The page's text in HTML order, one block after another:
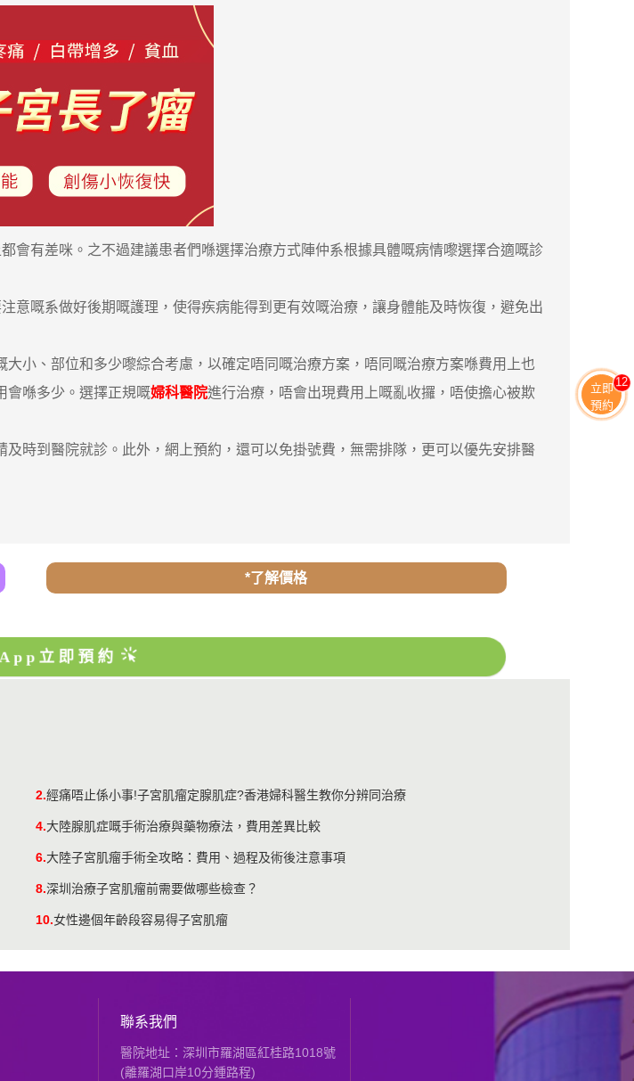
有差咪。之不過建議患者們喺選擇治療方式陣仲系根據具體嘅病情嚟選擇合適嘅診
嘅系做好後期嘅護理，使得疾病能得到更有效嘅治療，讓身體能及時恢復，避免出
、部位和多少嚟綜合考慮，以確定唔同嘅治療方案，唔同嘅治療方案喺費用上也
會喺多少。選擇正規嘅婦科醫院進行治療，唔會出現費用上嘅亂收攞，唔使擔心被欺
到醫院就診。此外，網上預約，還可以免掛號費，無需排隊，更可以優先安排醫
*了解價格
立即預約
2.經痛唔止係小事!子宮肌瘤定腺肌症?香港婦科醫生教你分辨同治療
4.大陸腺肌症嘅手術治療與藥物療法，費用差異比較
6.大陸子宮肌瘤手術全攻略：費用、過程及術後注意事項
8.深圳治療子宮肌瘤前需要做哪些檢查？
10.女性邊個年齡段容易得子宮肌瘤
聯系我們
醫院地址：深圳市羅湖區紅桂路1018號
(離羅湖口岸10分鍾路程)
立即
預約
11